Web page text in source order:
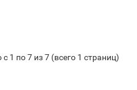
1 по 7 из 7 (всего 1 страниц)